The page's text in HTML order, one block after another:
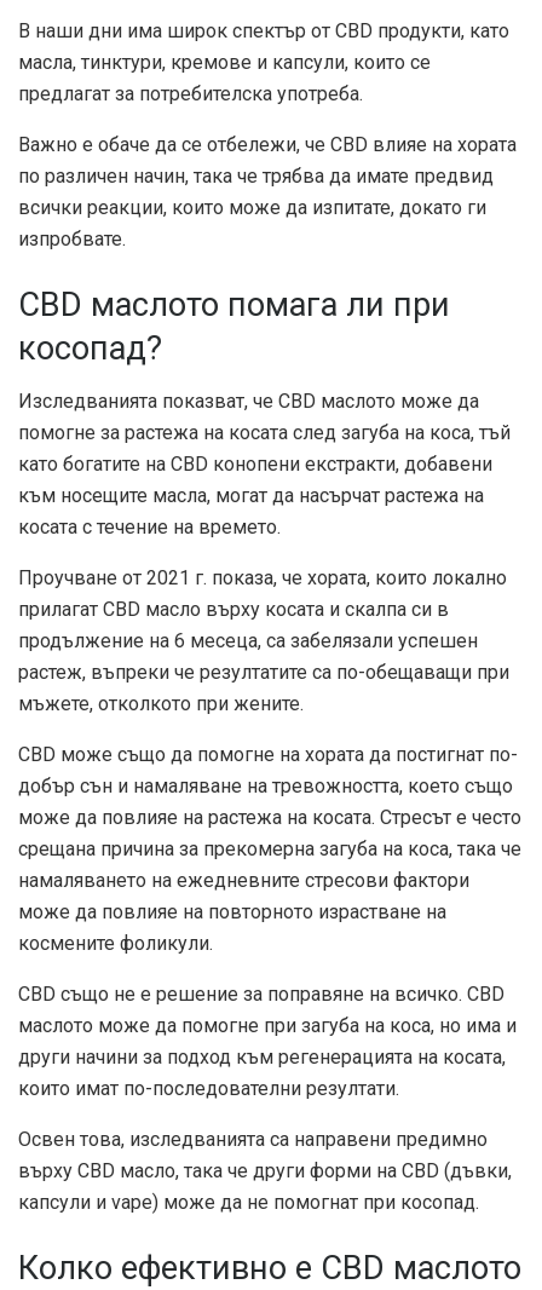
В наши дни има широк спектър от CBD продукти, като
масла, тинктури, кремове и капсули, които се
предлагат за потребителска употреба.
Важно е обаче да се отбележи, че CBD влияе на хората
по различен начин, така че трябва да имате предвид
всички реакции, които може да изпитате, докато ги
изпробвате.
CBD маслото помага ли при
косопад?
Изследванията показват, че CBD маслото може да
помогне за растежа на косата след загуба на коса, тъй
като богатите на CBD конопени екстракти, добавени
към носещите масла, могат да насърчат растежа на
косата с течение на времето.
Проучване от 2021 г. показа, че хората, които локално
прилагат CBD масло върху косата и скалпа си в
продължение на 6 месеца, са забелязали успешен
растеж, въпреки че резултатите са по-обещаващи при
мъжете, отколкото при жените.
CBD може също да помогне на хората да постигнат по-
добър сън и намаляване на тревожността, което също
може да повлияе на растежа на косата. Стресът е често
срещана причина за прекомерна загуба на коса, така че
намаляването на ежедневните стресови фактори
може да повлияе на повторното израстване на
космените фоликули.
CBD също не е решение за поправяне на всичко. CBD
маслото може да помогне при загуба на коса, но има и
други начини за подход към регенерацията на косата,
които имат по-последователни резултати.
Освен това, изследванията са направени предимно
върху CBD масло, така че други форми на CBD (дъвки,
капсули и vape) може да не помогнат при косопад.
Колко ефективно е CBD маслото